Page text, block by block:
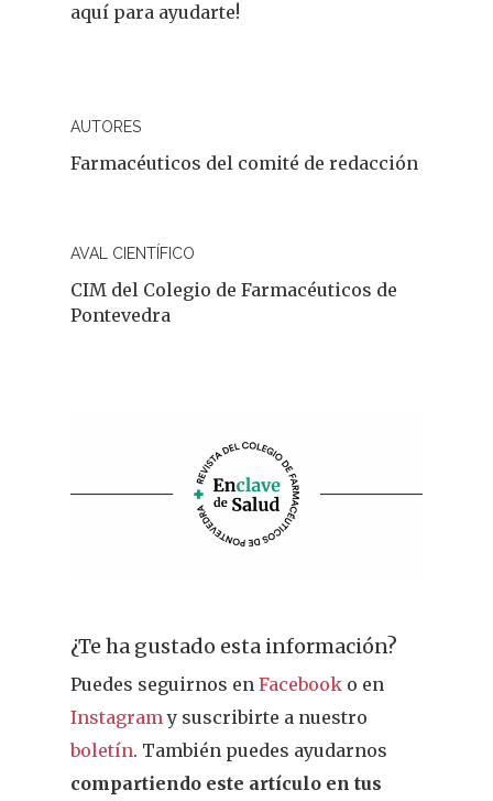
aquí para ayudarte!
AUTORES
Farmacéuticos del comité de redacción
AVAL CIENTÍFICO
CIM del Colegio de Farmacéuticos de
Pontevedra
¿Te ha gustado esta información?
Puedes seguirnos enFacebook o en
Instagram y suscribirte a nuestro
boletín. También puedes ayudarnos
compartiendo este artículo en tus